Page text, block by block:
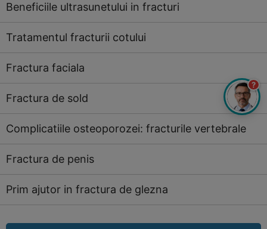
Beneficiile ultrasunetului in fracturi
Tratamentul fracturii cotului
Fractura faciala
Fractura de sold
Complicatiile osteoporozei: fracturile vertebrale
Fractura de penis
Prim ajutor in fractura de glezna
?